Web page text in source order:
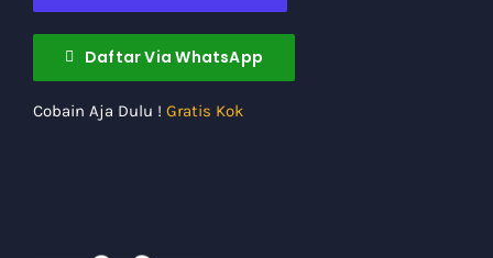
Daftar Via WhatsApp
Cobain Aja Dulu ! Gratis Kok